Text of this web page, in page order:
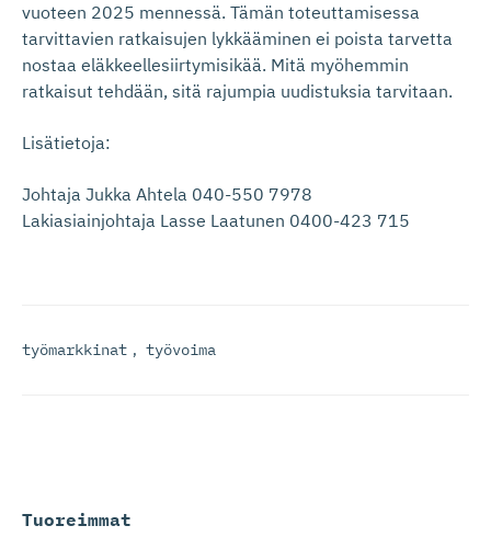
vuoteen 2025 mennessä. Tämän toteuttamisessa
tarvittavien ratkaisujen lykkääminen ei poista tarvetta
nostaa eläkkeellesiirtymisikää. Mitä myöhemmin
ratkaisut tehdään, sitä rajumpia uudistuksia tarvitaan.
Lisätietoja:
Johtaja Jukka Ahtela 040-550 7978
Lakiasiainjohtaja Lasse Laatunen 0400-423 715
työmarkkinat , työvoima
Tuoreimmat